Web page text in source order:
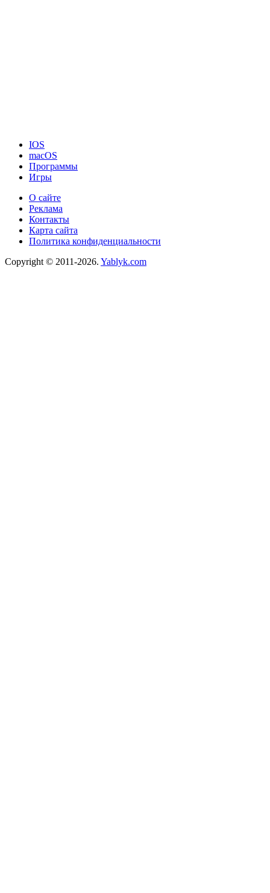
IOS
macOS
Программы
Игры
О сайте
Реклама
Контакты
Карта сайта
Политика конфиденциальности
Copyright © 2011-2026. Yablyk.сom